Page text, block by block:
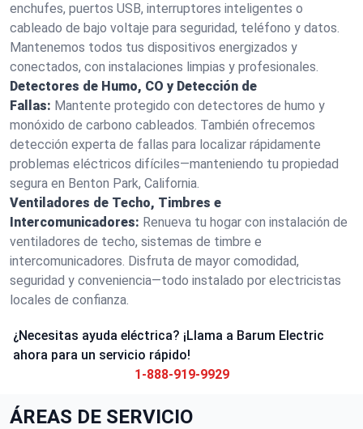
enchufes, puertos USB, interruptores inteligentes o
cableado de bajo voltaje para seguridad, teléfono y datos.
Mantenemos todos tus dispositivos energizados y
conectados, con instalaciones limpias y profesionales.
Detectores de Humo, CO y Detección de
Fallas: Mantente protegido con detectores de humo y
monóxido de carbono cableados. También ofrecemos
detección experta de fallas para localizar rápidamente
problemas eléctricos difíciles—manteniendo tu propiedad
segura en Benton Park, California.
Ventiladores de Techo, Timbres e
Intercomunicadores: Renueva tu hogar con instalación de
ventiladores de techo, sistemas de timbre e
intercomunicadores. Disfruta de mayor comodidad,
seguridad y conveniencia—todo instalado por electricistas
locales de confianza.
¿Necesitas ayuda eléctrica? ¡Llama a Barum Electric
ahora para un servicio rápido!
1-888-919-9929
ÁREAS DE SERVICIO